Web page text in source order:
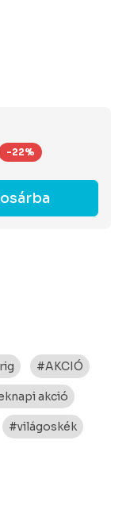
-22%
#AKCIÓ
akció
#világoskék